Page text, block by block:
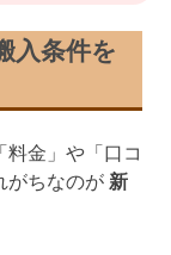
入条件を
金」や「口コ
がちなのが 新